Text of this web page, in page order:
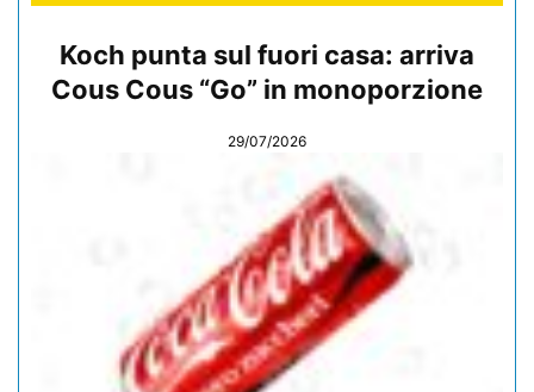
Koch punta sul fuori casa: arriva
Cous Cous “Go” in monoporzione
29/07/2026